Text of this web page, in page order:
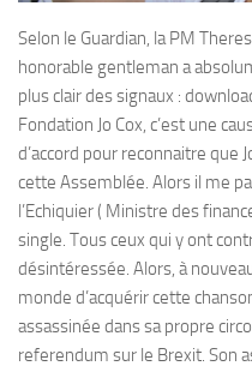
Selon le Guardian, la PM
honorable gentleman a
plus clair des signaux :
Fondation Jo Cox, c’est une
d’accord pour reconnaitre que
cette Assemblée. Alors il me
l’Echiquier ( Ministre des
single. Tous ceux qui y ont
désintéressée. Alors, à
monde d’acquérir cette
assassinée dans sa propre
referendum sur le Brexit. Son